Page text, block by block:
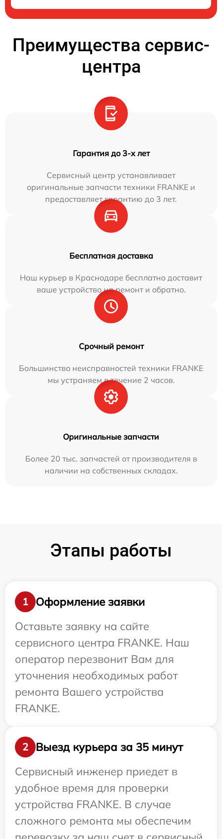
Преимущества сервис-
центра
Гарантия до 3-х лет
Сервисный центр устанавливает
оригинальные запчасти техники FRANKE и
предоставляет гарантию до 3 лет.
Бесплатная доставка
Наш курьер в Краснодаре бесплатно доставит
ваше устройство на ремонт и обратно.
Срочный ремонт
Большинство неисправностей техники FRANKE
мы устраняем в течение 2 часов.
Оригинальные запчасти
Более 20 тыс. запчастей от производителя в
наличии на собственных складах.
Этапы работы
1
Оформление заявки
Оставьте заявку на сайте
сервисного центра FRANKE. Наш
оператор перезвонит Вам для
уточнения необходимых работ
ремонта Вашего устройства
FRANKE.
2
Выезд курьера за 35 минут
Сервисный инженер приедет в
удобное время для проверки
устройства FRANKE. В случае
сложного ремонта мы обеспечим